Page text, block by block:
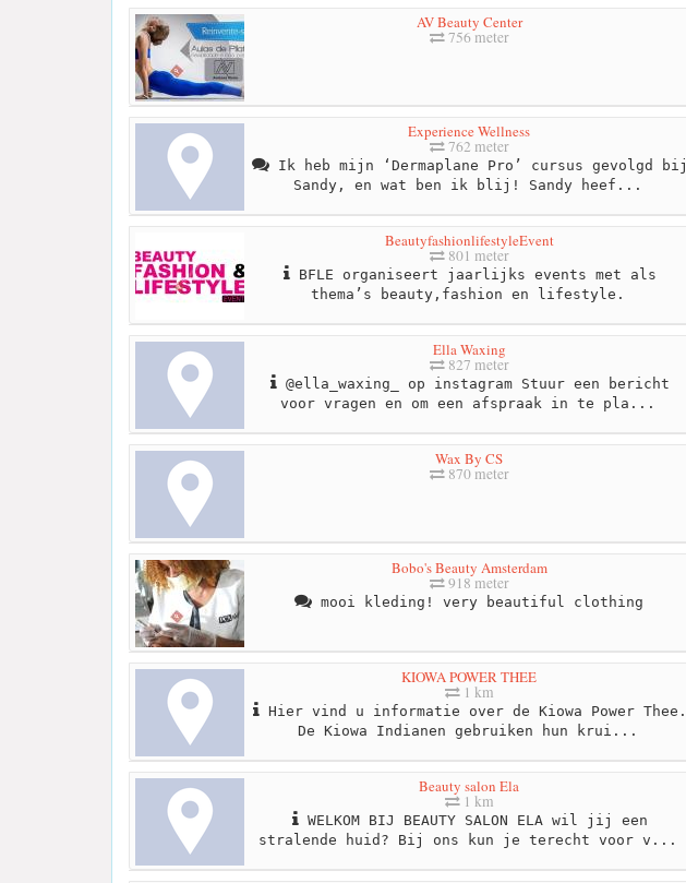
AV Beauty Center
756 meter
Experience Wellness
762 meter
Ik heb mijn ‘Dermaplane Pro’ cursus gevolgd bij
Sandy, en wat ben ik blij! Sandy heef...
BeautyfashionlifestyleEvent
801 meter
BFLE organiseert jaarlijks events met als
thema’s beauty,fashion en lifestyle.
Ella Waxing
827 meter
@ella_waxing_ op instagram Stuur een bericht
voor vragen en om een afspraak in te pla...
Wax By CS
870 meter
Bobo's Beauty Amsterdam
918 meter
mooi kleding! very beautiful clothing
KIOWA POWER THEE
1 km
Hier vind u informatie over de Kiowa Power Thee.
De Kiowa Indianen gebruiken hun krui...
Beauty salon Ela
1 km
WELKOM BIJ BEAUTY SALON ELA wil jij een
stralende huid? Bij ons kun je terecht voor v...